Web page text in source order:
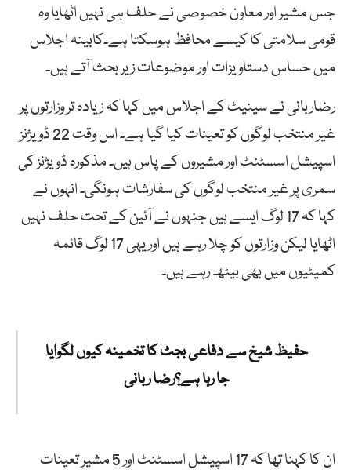
جس مشیر اور معاون خصوصی نے حلف ہی نہیں اٹھایا وہ
قومی سلامتی کا کیسے محافظ ہوسکتا ہے۔کابینہ اجلاس
میں حساس دستاویزات اور موضوعات زیر بحث آتے ہیں۔
رضاربانی نے سینیٹ کے اجلاس میں کہا کہ زیادہ تر وزارتوں پر
غیر منتخب لوگوں کو تعینات کیا گیا ہے۔ اس وقت 22 ڈویژنز
اسپیشل اسسٹنٹ اور مشیروں کے پاس ہیں۔ مذکورہ ڈویژنز کی
سمری پر غیر منتخب لوگوں کی سفارشات ہونگی۔ انہوں نے
کہا کہ 17 لوگ ایسے ہیں جنہوں نے آئین کے تحت حلف نہیں
اٹھایا لیکن وزارتوں کو چلا رہے ہیں اور یہی 17 لوگ قائمہ
کمیٹیوں میں بھی بیٹھ رہے ہیں۔
حفیظ شیخ سے دفاعی بجٹ کا تخمینہ کیوں لگوایا
جا رہا ہے؟رضا ربانی
ان کا کہنا تھا کہ 17 اسپیشل اسسٹنٹ اور 5 مشیر تعینات